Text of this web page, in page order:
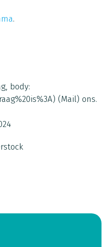
.
body:
(Mail) ons.